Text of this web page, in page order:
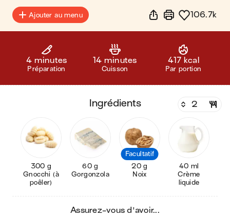
Ajouter au menu 106.7k
4 minutes
Préparation
14 minutes
Cuisson
417 kcal
Par portion
ingrédients
300 g
Gnocchi (à
poêler)
60 g
Gorgonzola
Facultatif
20 g
Noix
40 ml
Crème
liquide
Assurez-vous d'avoir...